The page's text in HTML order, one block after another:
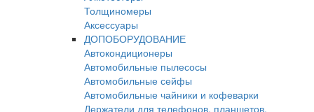
Толщиномеры
Аксессуары
ДОПОБОРУДОВАНИЕ
Автокондиционеры
Автомобильные пылесосы
Автомобильные сейфы
Автомобильные чайники и кофеварки
Держатели для телефонов, планшетов,